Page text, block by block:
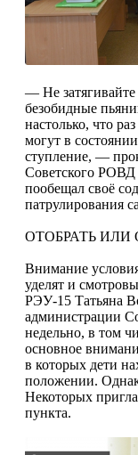
— Не затягивайте
безобидные
настолько, что
могут в
ступление, —
Советского РОВД
пообещал своё
патрулирования
ОТОБРАТЬ ИЛИ
Внимание
уде­лят и
РЭУ-15 Татьяна
администра­ции
недельно, в том
основное
в ко­торых дети
положении.
Некото­рых
пункта.